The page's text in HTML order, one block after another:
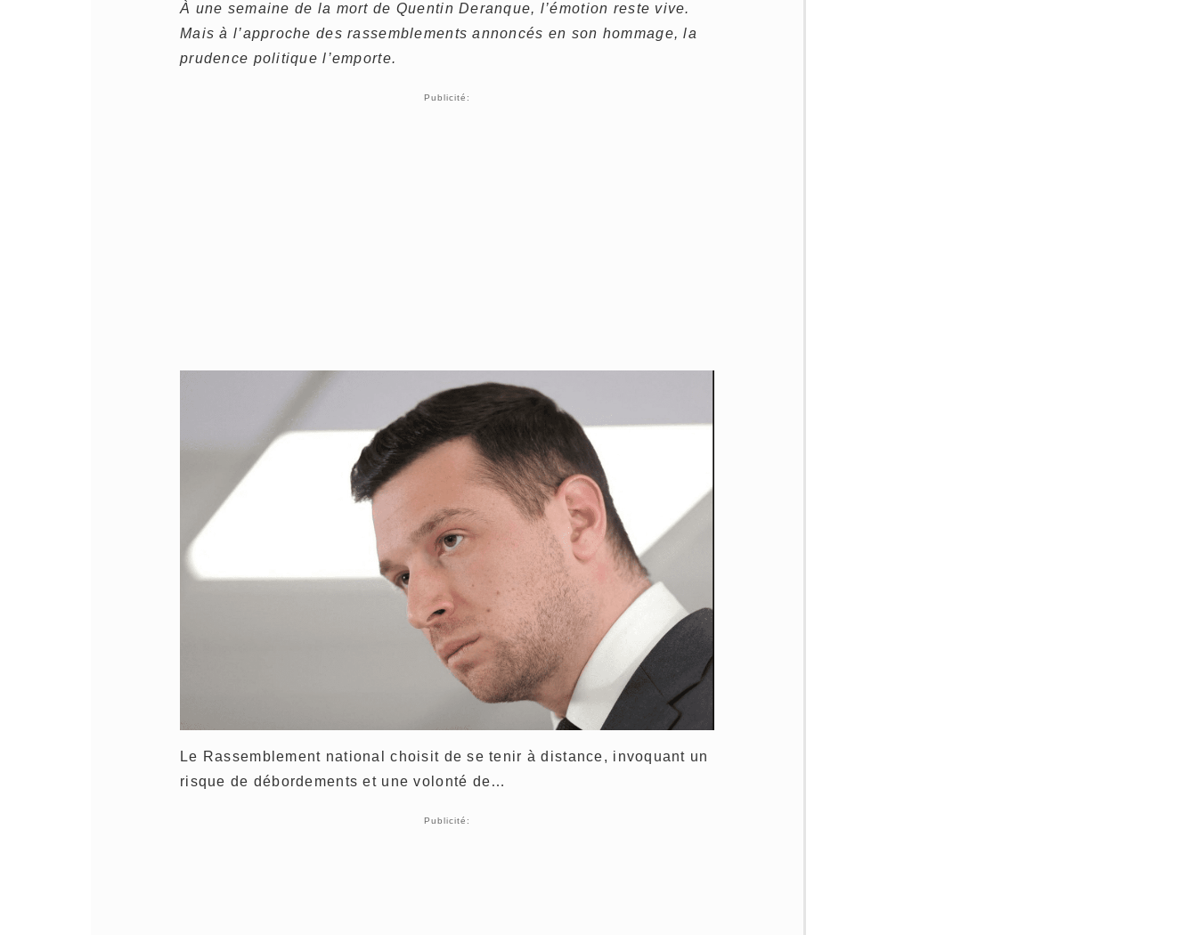
À une semaine de la mort de Quentin Deranque, l’émotion reste vive.
Mais à l’approche des rassemblements annoncés en son hommage, la
prudence politique l’emporte.
Publicité:
Le Rassemblement national choisit de se tenir à distance, invoquant un
risque de débordements et une volonté de…
Publicité: